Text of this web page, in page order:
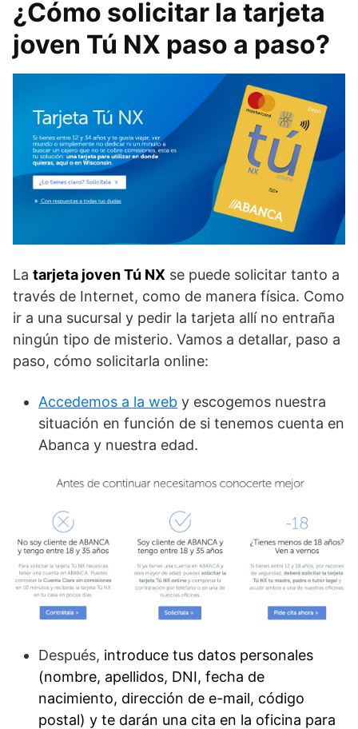
¿Cómo solicitar la tarjeta
joven Tú NX paso a paso?
La tarjeta joven Tú NX se puede solicitar tanto a
través de Internet, como de manera física. Como
ir a una sucursal y pedir la tarjeta allí no entraña
ningún tipo de misterio. Vamos a detallar, paso a
paso, cómo solicitarla online:
Accedemos a la web y escogemos nuestra
situación en función de si tenemos cuenta en
Abanca y nuestra edad.
Después, introduce tus datos personales
(nombre, apellidos, DNI, fecha de
nacimiento, dirección de e-mail, código
postal) y te darán una cita en la oficina para